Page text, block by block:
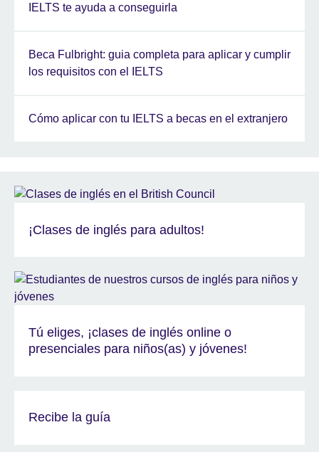
IELTS te ayuda a conseguirla
Beca Fulbright: guia completa para aplicar y cumplir
los requisitos con el IELTS
Cómo aplicar con tu IELTS a becas en el extranjero
¡Clases de inglés para adultos!
Tú eliges, ¡clases de inglés online o
presenciales para niños(as) y jóvenes!
Recibe la guía